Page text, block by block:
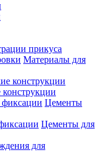
прикуса
Материалы для
Цементы
Цементы для